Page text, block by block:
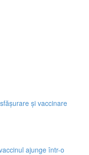
și vaccinare
ajunge într-o